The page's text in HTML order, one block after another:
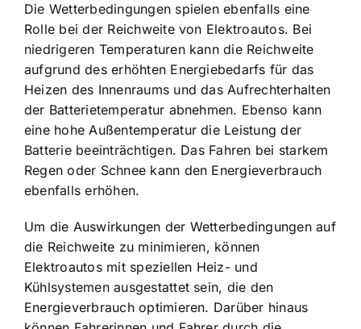
Die Wetterbedingungen spielen ebenfalls eine
Rolle bei der Reichweite von Elektroautos. Bei
niedrigeren Temperaturen kann die Reichweite
aufgrund des erhöhten Energiebedarfs für das
Heizen des Innenraums und das Aufrechterhalten
der Batterietemperatur abnehmen. Ebenso kann
eine hohe Außentemperatur die Leistung der
Batterie beeinträchtigen. Das Fahren bei starkem
Regen oder Schnee kann den Energieverbrauch
ebenfalls erhöhen.
Um die Auswirkungen der Wetterbedingungen auf
die Reichweite zu minimieren, können
Elektroautos mit speziellen Heiz- und
Kühlsystemen ausgestattet sein, die den
Energieverbrauch optimieren. Darüber hinaus